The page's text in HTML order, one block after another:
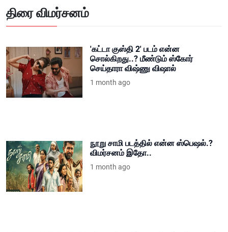
திரை விமர்சனம்
'கட்டா குஸ்தி 2' படம் என்ன
சொல்கிறது..? மீண்டும் ஸ்கோர்
செய்தாரா விஷ்ணு விஷால்
1 month ago
நூறு சாமி படத்தில் என்ன ஸ்பெஷல்.?
விமர்சனம் இதோ..
1 month ago